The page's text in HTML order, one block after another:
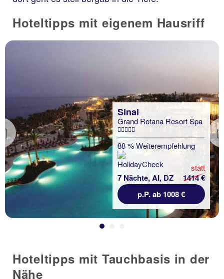
Hoteltipps mit eigenem Hausriff
Previous
Sinai
Grand Rotana Resort Spa
88 % Weiterempfehlung
7 Nächte, AI, DZ
statt
1414 €
p.P. ab 1008 €
Hoteltipps mit Tauchbasis in der
Nähe